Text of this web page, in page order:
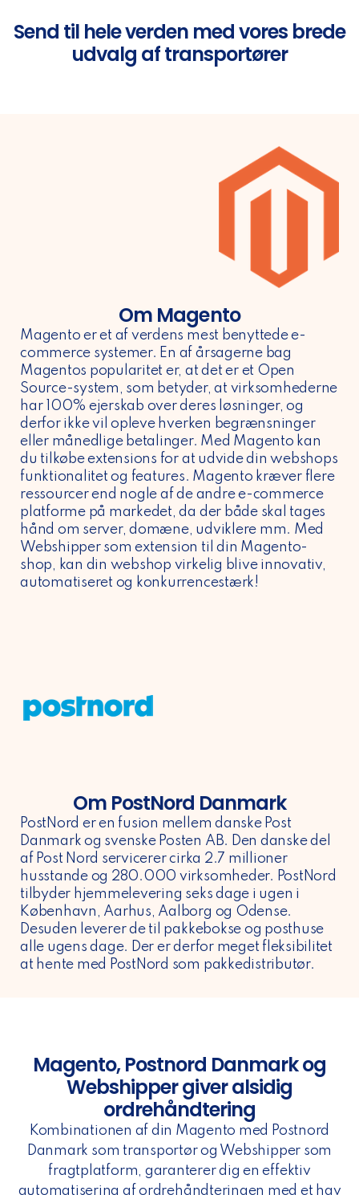
Send til hele verden med vores brede
udvalg af transportører
Om Magento
Magento er et af verdens mest benyttede e-
commerce systemer. En af årsagerne bag
Magentos popularitet er, at det er et Open
Source-system, som betyder, at virksomhederne
har 100% ejerskab over deres løsninger, og
derfor ikke vil opleve hverken begrænsninger
eller månedlige betalinger. Med Magento kan
du tilkøbe extensions for at udvide din webshops
funktionalitet og features. Magento kræver flere
ressourcer end nogle af de andre e-commerce
platforme på markedet, da der både skal tages
hånd om server, domæne, udviklere mm. Med
Webshipper som extension til din Magento-
shop, kan din webshop virkelig blive innovativ,
automatiseret og konkurrencestærk!
Om PostNord Danmark
PostNord er en fusion mellem danske Post
Danmark og svenske Posten AB. Den danske del
af Post Nord servicerer cirka 2.7 millioner
husstande og 280.000 virksomheder. PostNord
tilbyder hjemmelevering seks dage i ugen i
København, Aarhus, Aalborg og Odense.
Desuden leverer de til pakkebokse og posthuse
alle ugens dage. Der er derfor meget fleksibilitet
at hente med PostNord som pakkedistributør.
Magento, Postnord Danmark og
Webshipper giver alsidig
ordrehåndtering
Kombinationen af din Magento med Postnord
Danmark som transportør og Webshipper som
fragtplatform, garanterer dig en effektiv
automatisering af ordrehåndteringen med et hav